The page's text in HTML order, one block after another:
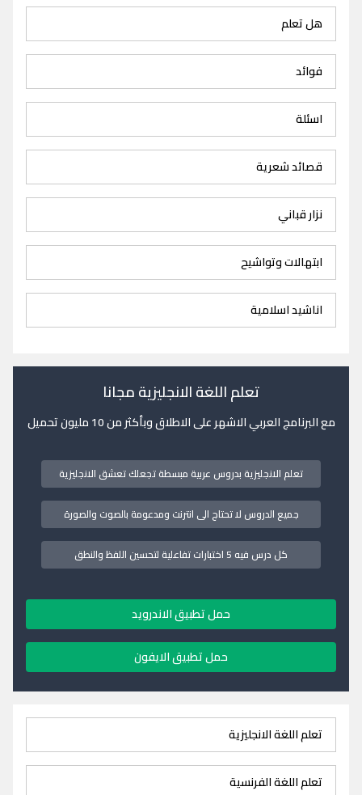
هل تعلم
فوائد
اسئلة
قصائد شعرية
نزار قباني
ابتهالات وتواشيح
اناشيد اسلامية
تعلم اللغة الانجليزية مجانا
مع البرنامج العربي الاشهر على الاطلاق وبأكثر من 10 مليون تحميل
تعلم الانجليزية بدروس عربية مبسطة تجعلك تعشق الانجليزية
جميع الدروس لا تحتاج الى انترنت ومدعومة بالصوت والصورة
كل درس فيه 5 اختبارات تفاعلية لتحسين اللفظ والنطق
حمل تطبيق الاندرويد
حمل تطبيق الايفون
تعلم اللغة الانجليزية
تعلم اللغة الفرنسية